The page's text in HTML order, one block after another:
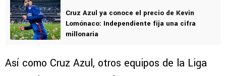
Cruz Azul ya conoce el precio de Kevin
Lomónaco: Independiente fija una cifra
millonaria
Así como Cruz Azul, otros equipos de la Liga